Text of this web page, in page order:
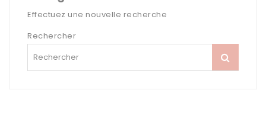
Effectuez une nouvelle recherche
Rechercher